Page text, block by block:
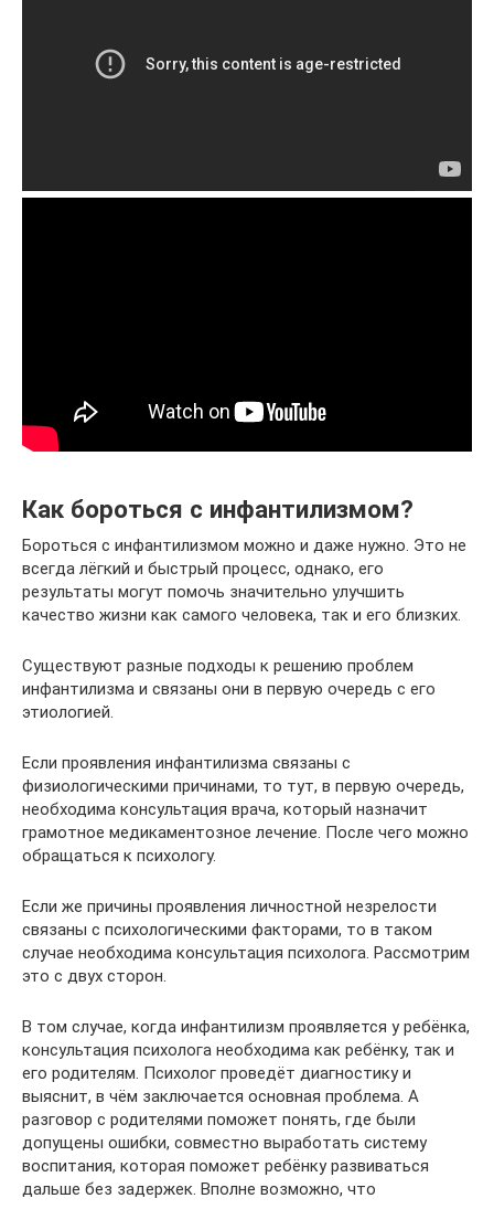
Как бороться с инфантилизмом?
Бороться с инфантилизмом можно и даже нужно. Это не
всегда лёгкий и быстрый процесс, однако, его
результаты могут помочь значительно улучшить
качество жизни как самого человека, так и его близких.
Существуют разные подходы к решению проблем
инфантилизма и связаны они в первую очередь с его
этиологией.
Если проявления инфантилизма связаны с
физиологическими причинами, то тут, в первую очередь,
необходима консультация врача, который назначит
грамотное медикаментозное лечение. После чего можно
обращаться к психологу.
Если же причины проявления личностной незрелости
связаны с психологическими факторами, то в таком
случае необходима консультация психолога. Рассмотрим
это с двух сторон.
В том случае, когда инфантилизм проявляется у ребёнка,
консультация психолога необходима как ребёнку, так и
его родителям. Психолог проведёт диагностику и
выяснит, в чём заключается основная проблема. А
разговор с родителями поможет понять, где были
допущены ошибки, совместно выработать систему
воспитания, которая поможет ребёнку развиваться
дальше без задержек. Вполне возможно, что